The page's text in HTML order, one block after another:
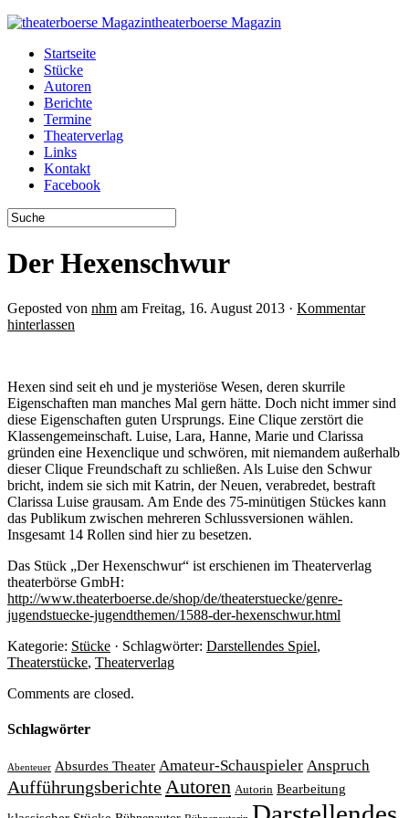
theaterboerse Magazin
Startseite
Stücke
Autoren
Berichte
Termine
Theaterverlag
Links
Kontakt
Facebook
Der Hexenschwur
Geposted von nhm am Freitag, 16. August 2013 · Kommentar
hinterlassen
Hexen sind seit eh und je mysteriöse Wesen, deren skurrile
Eigenschaften man manches Mal gern hätte. Doch nicht immer sind
diese Eigenschaften guten Ursprungs. Eine Clique zerstört die
Klassengemeinschaft. Luise, Lara, Hanne, Marie und Clarissa
gründen eine Hexenclique und schwören, mit niemandem außerhalb
dieser Clique Freundschaft zu schließen. Als Luise den Schwur
bricht, indem sie sich mit Katrin, der Neuen, verabredet, bestraft
Clarissa Luise grausam. Am Ende des 75-minütigen Stückes kann
das Publikum zwischen mehreren Schlussversionen wählen.
Insgesamt 14 Rollen sind hier zu besetzen.
Das Stück „Der Hexenschwur“ ist erschienen im Theaterverlag
theaterbörse GmbH:
http://www.theaterboerse.de/shop/de/theaterstuecke/genre-
jugendstuecke-jugendthemen/1588-der-hexenschwur.html
Kategorie: Stücke · Schlagwörter: Darstellendes Spiel,
Theaterstücke, Theaterverlag
Comments are closed.
Schlagwörter
Abenteuer Absurdes Theater Amateur-Schauspieler Anspruch
AufführungsberichteAutoren Autorin Bearbeitung